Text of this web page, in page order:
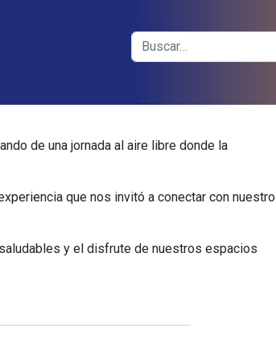
Buscar
de una jornada al aire libre donde la
que nos invitó a conectar con nuestro
y el disfrute de nuestros espacios